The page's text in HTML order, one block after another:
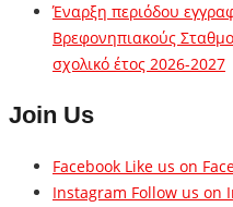
Έναρξη περιόδου
Βρεφονηπιακούς
σχολικό έτος 2026-2027
Join Us
Facebook Like us on
Instagram Follow us on